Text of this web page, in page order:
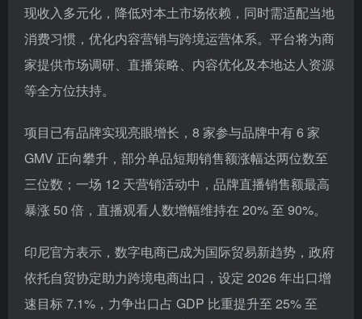
现收入多元化，降低对本土市场依赖，同时需适配当地
消费习惯，优化内容营销与跨境运营体系。平台将为商
家提供市场调研、直播策略、内容优化及本地达人资源
等全方位扶持。
项目已有品牌实现亮眼增长，8 家参与品牌中有 6 家
GMV 正向攀升，部分单品短期销售额涨幅达两位数至
三位数；一场 12 天营销活动中，品牌直播销售额最高
暴涨 50 倍，直播观看人数增幅维持在 20% 至 90%。
印尼官方表示，数字电商已成为国际贸易新趋势，政府
依托自贸协定助力跨境电商出口，设定 2026 年出口增
速目标 7.1%，力争出口占 GDP 比重提升至 25% 至